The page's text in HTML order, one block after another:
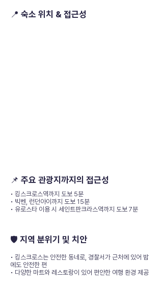
📍 숙소 위치 & 접근성
📌 주요 관광지까지의 접근성
• 킹스크로스역까지 도보 5분
• 빅벤, 런던아이까지 도보 15분
• 유로스타 이용 시 세인트판크라스역까지 도보 7분
🛡️ 지역 분위기 및 치안
• 킹스크로스는 안전한 동네로, 경찰서가 근처에 있어 밤
에도 안전한 편
• 다양한 마트와 레스토랑이 있어 편안한 여행 환경 제공